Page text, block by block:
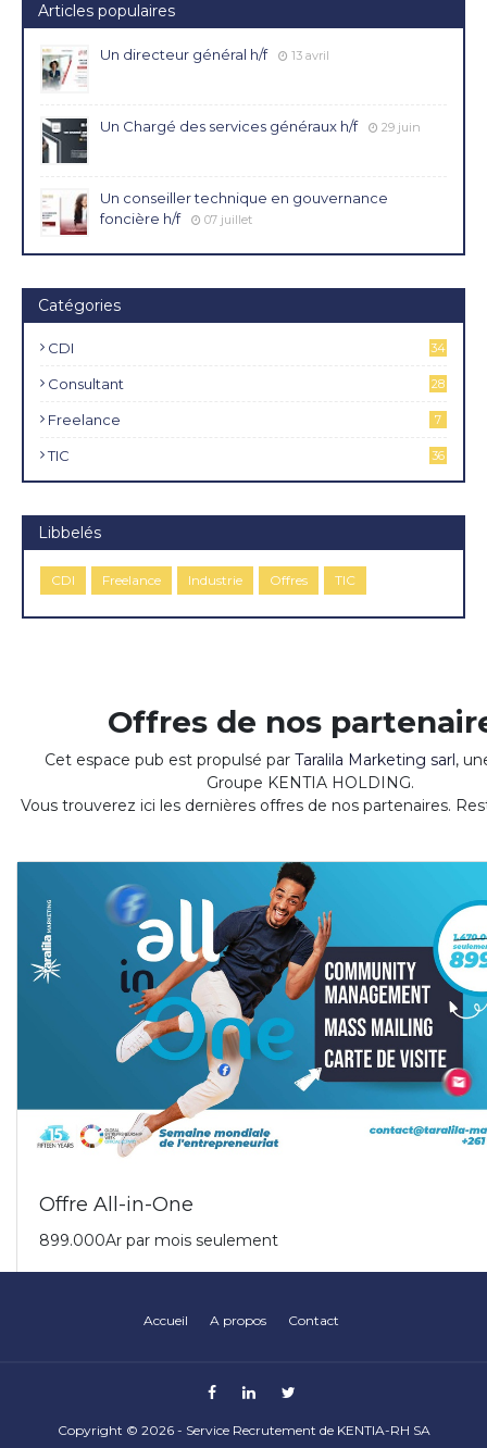
Articles populaires
Un directeur général h/f 13 avril
Un Chargé des services généraux h/f 29 juin
Un conseiller technique en gouvernance
foncière h/f
07 juillet
Catégories
CDI
34
Consultant 28
Freelance 7
TIC 36
Libbelés
CDI Freelance Industrie Offres TIC
Accueil A propos Contact
Copyright © 2026 - Service Recrutement de KENTIA-RH SA